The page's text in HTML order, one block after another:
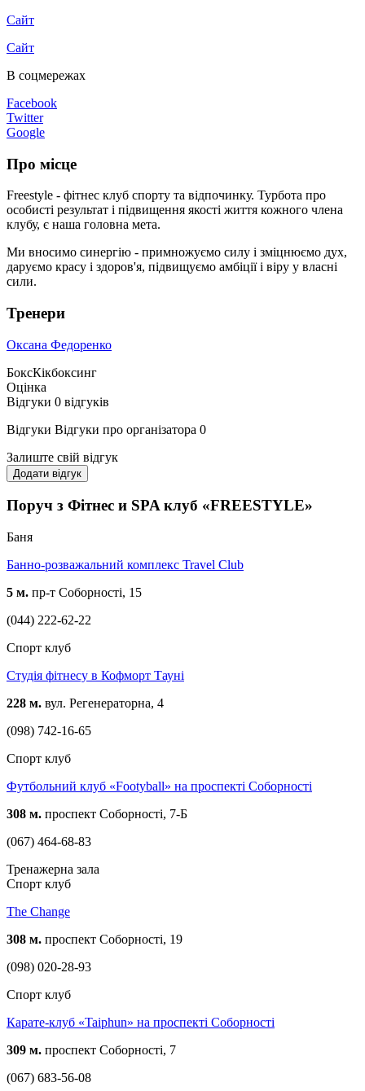
Сайт
Сайт
В соцмережах
Facebook
Twitter
Google
Про місце
Freestyle - фітнес клуб спорту та відпочинку. Турбота про
особисті результат і підвищення якості життя кожного члена
клубу, є наша головна мета.
Ми вносимо синергію - примножуємо силу і зміцнюємо дух,
даруємо красу і здоров'я, підвищуємо амбіції і віру у власні
сили.
Тренери
Оксана Федоренко
БоксКікбоксинг
Оцінка
Відгуки 0 відгуків
Відгуки Відгуки про організатора 0
Залиште свій відгук
Додати відгук
Поруч з Фітнес и SPA клуб «FREESTYLE»
Баня
Банно-розважальний комплекс Travel Club
5 м. пр-т Соборності, 15
(044) 222-62-22
Спорт клуб
Студія фітнесу в Кофморт Тауні
228 м. вул. Регенераторна, 4
(098) 742-16-65
Спорт клуб
Футбольний клуб «Footyball» на проспекті Соборності
308 м. проспект Соборності, 7-Б
(067) 464-68-83
Тренажерна зала
Спорт клуб
The Change
308 м. проспект Соборностi, 19
(098) 020-28-93
Спорт клуб
Карате-клуб «Taiphun» на проспекті Соборності
309 м. проспект Соборності, 7
(067) 683-56-08